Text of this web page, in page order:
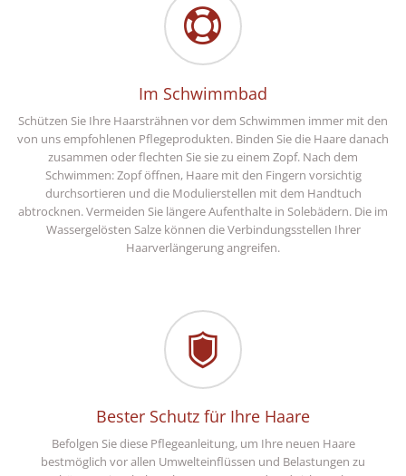
Im Schwimmbad
Schützen Sie Ihre Haarsträhnen vor dem Schwimmen immer mit den
von uns empfohlenen Pflegeprodukten. Binden Sie die Haare danach
zusammen oder flechten Sie sie zu einem Zopf. Nach dem
Schwimmen: Zopf öffnen, Haare mit den Fingern vorsichtig
durchsortieren und die Modulierstellen mit dem Handtuch
abtrocknen. Vermeiden Sie längere Aufenthalte in Solebädern. Die im
Wassergelösten Salze können die Verbindungsstellen Ihrer
Haarverlängerung angreifen.
Bester Schutz für Ihre Haare
Befolgen Sie diese Pflegeanleitung, um Ihre neuen Haare
bestmöglich vor allen Umwelteinflüssen und Belastungen zu